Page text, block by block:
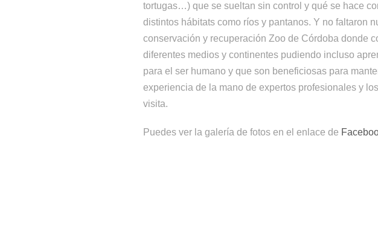
tortugas…) que se sueltan sin control y qué se hace
distintos hábitats como ríos y pantanos. Y no faltaron
conservación y recuperación Zoo de Córdoba donde
diferentes medios y continentes pudiendo incluso
para el ser humano y que son beneficiosas para
experiencia de la mano de expertos profesionales y
visita.
Puedes ver la galería de fotos en el enlace de